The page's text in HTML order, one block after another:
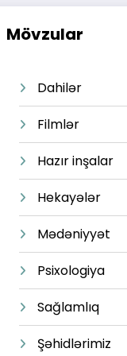
Mövzular
Dahilər
Filmlər
Hazır inşalar
Hekayələr
Mədəniyyət
Psixologiya
Sağlamlıq
Şəhidlərimiz